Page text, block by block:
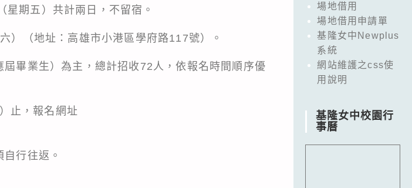
期五）共計兩日，不留宿。
）（地址：高雄市小港區學府路117號）。
畢業生）為主，總計招收72人，依報名時間順序優
止，報名網址
行往返。
場地借用
場地借用申請單
基隆女中Newplus
系統
網站維護之css使
用說明
基隆女中校園行
事曆